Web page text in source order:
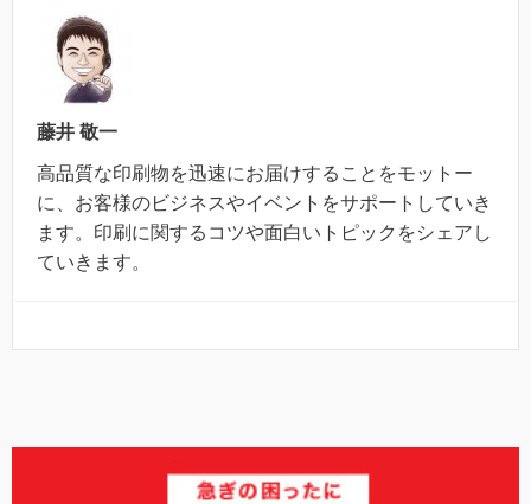
藤井 敬一
高品質な印刷物を迅速にお届けすることをモットー
に、お客様のビジネスやイベントをサポートしていき
ます。印刷に関するコツや面白いトピックをシェアし
ていきます。